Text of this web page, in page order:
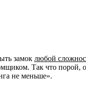
замок любой
Так что порой,
не меньше».